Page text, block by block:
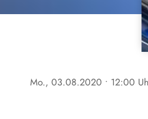
Mo., 03.08.2020 • 12:00